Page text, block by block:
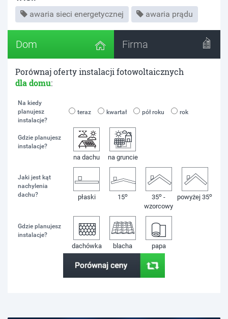
awaria sieci energetycznej
awaria prądu
Dom Firma
Porównaj oferty instalacji fotowoltaicznych
dla domu:
Na kiedy
planujesz
instalacje?
teraz kwartał pół roku rok
Gdzie planujesz
instalacje?
na dachu na gruncie
Jaki jest kąt
nachylenia
dachu?
płaski 15o 35o -
wzorcowy
powyżej 35o
Gdzie planujesz
instalacje?
dachówka blacha papa